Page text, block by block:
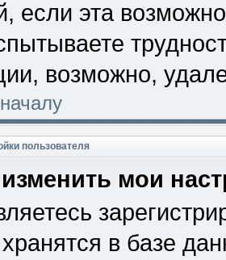
если эта
возможно,
пользователя
мои
хранятся в базе